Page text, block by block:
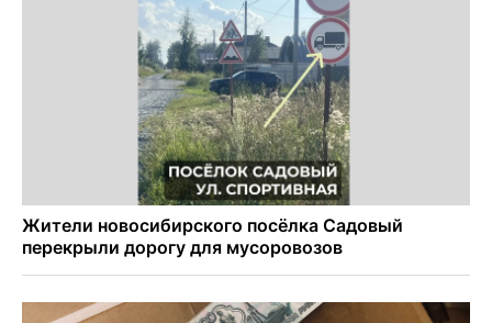
энтеровирусной инфекцией
В Новосибирске осудили внука за продажу дедова ружья
псевдо-мигранту